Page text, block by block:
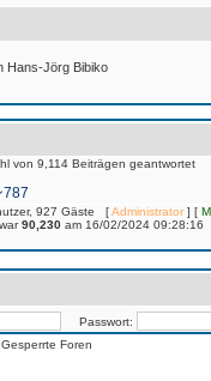
Hans-Jörg Bibiko
von 9,114 Beiträgen geantwortet
787
927 Gäste [Administrator] [
90,230 am 16/02/2024 09:28:16
Passwort:
Gesperrte Foren